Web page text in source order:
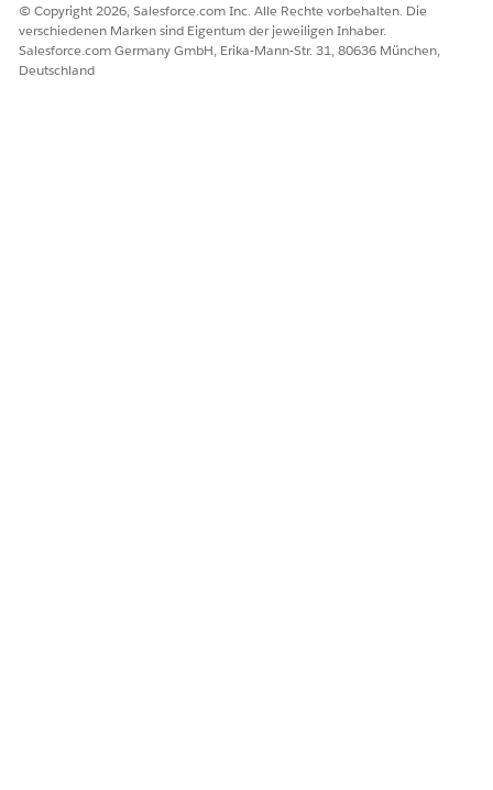
Ja Nein
© Copyright 2026, Salesforce.com Inc. Alle Rechte vorbehalten. Die
verschiedenen Marken sind Eigentum der jeweiligen Inhaber.
Salesforce.com Germany GmbH, Erika-Mann-Str. 31, 80636 München,
Deutschland